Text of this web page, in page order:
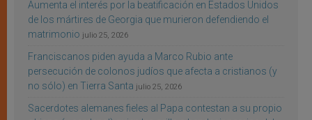
Aumenta el interés por la beatificación en Estados Unidos
de los mártires de Georgia que murieron defendiendo el
matrimonio julio 25, 2026
Franciscanos piden ayuda a Marco Rubio ante
persecución de colonos judíos que afecta a cristianos (y
no sólo) en Tierra Santa julio 25, 2026
Sacerdotes alemanes fieles al Papa contestan a su propio